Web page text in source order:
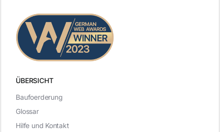
ÜBERSICHT
Baufoerderung
Glossar
Hilfe und Kontakt